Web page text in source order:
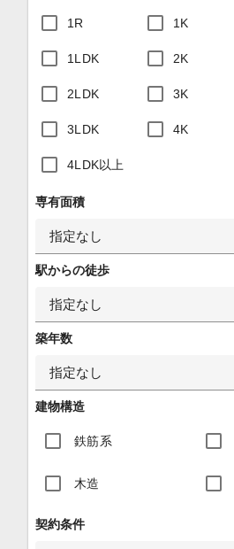
1R 1K
1LDK 2K
2LDK 3K
3LDK 4K
4LDK以上
専有面積
指定なし
駅からの徒歩
指定なし
築年数
指定なし
建物構造
鉄筋系
木造
契約条件